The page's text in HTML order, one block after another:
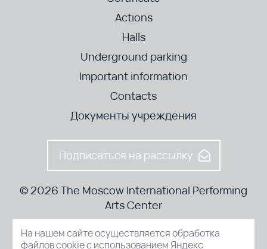
Actions
Halls
Underground parking
Important information
Contacts
Документы учреждения
Подписаться на рассылку
© 2026 The Moscow International Performing
Arts Center
52-8, Kosmodamianskaya nab., Moscow, 115054, Russia
На нашем сайте осуществляется обработка
файлов cookie с использованием Яндекс